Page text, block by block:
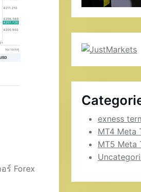
ร์ Forex
exness
MT4 Meta
MT5 Meta